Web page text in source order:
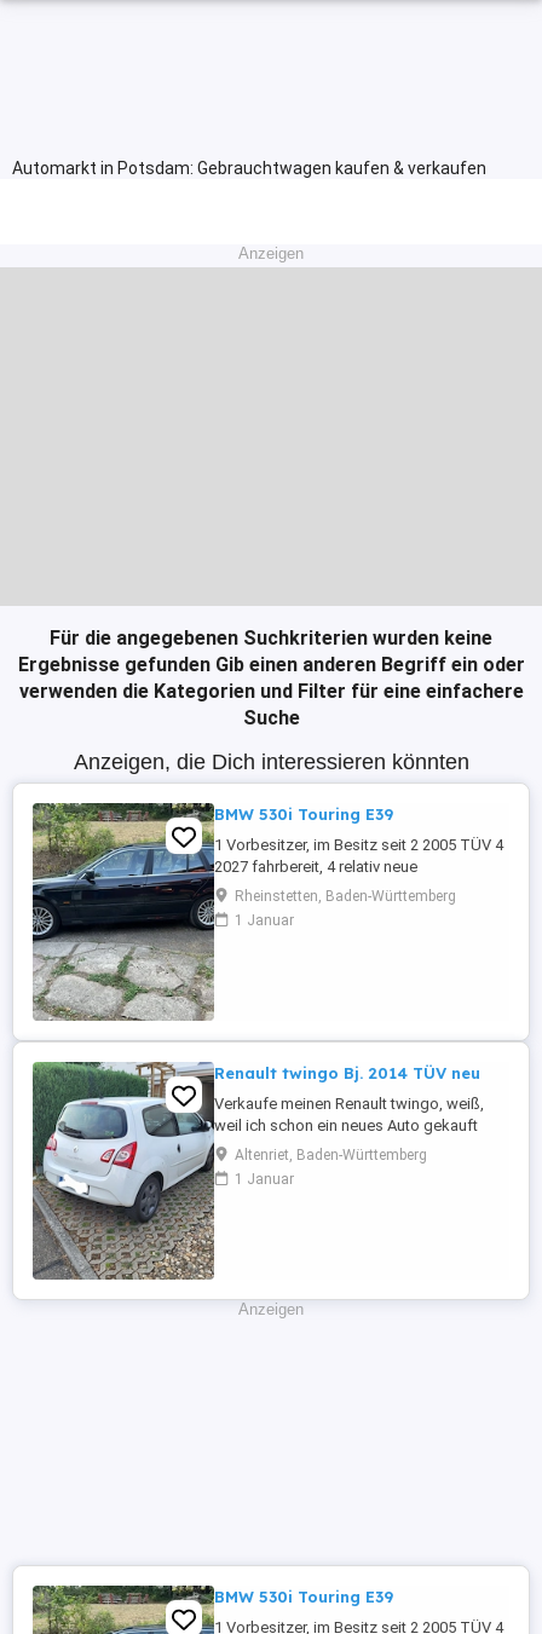
Automarkt in Potsdam: Gebrauchtwagen kaufen & verkaufen
Anzeigen
Für die angegebenen Suchkriterien wurden keine
Ergebnisse gefunden Gib einen anderen Begriff ein oder
verwenden die Kategorien und Filter für eine einfachere
Suche
Anzeigen, die Dich interessieren könnten
BMW 530i Touring E39
1 Vorbesitzer, im Besitz seit 2 2005 TÜV 4
2027 fahrbereit, 4 relativ neue
Sommerreifen, 4 relativ neue Winterreifen
mit Alufelgen, regelmäßige Inspektion,
Automatikgetriebe neu 2020 mit ca. 249
Rheinstetten, Baden-Württemberg
1 Januar
Renault twingo Bj. 2014 TÜV neu
Verkaufe meinen Renault twingo, weiß,
weil ich schon ein neues Auto gekauft
habe und es nicht mehr brauche. Er fährt
tadellos, sehr zuverlässiges Auto, bin sehr
zufrieden, möchte aber nicht zwei Autos
Altenriet, Baden-Württemberg
1 Januar
Anzeigen
BMW 530i Touring E39
1 Vorbesitzer, im Besitz seit 2 2005 TÜV 4